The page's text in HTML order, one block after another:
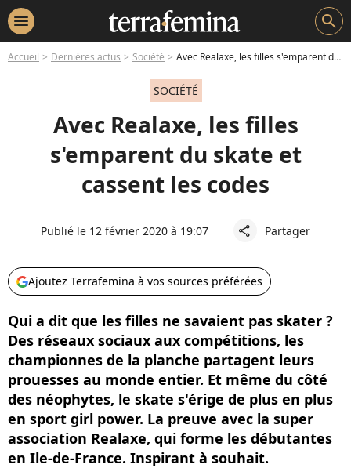
menu search
Accueil Dernières actus Société Avec Realaxe, les filles s'emparent du skate et cassent les codes
SOCIÉTÉ
Avec Realaxe, les filles
s'emparent du skate et
cassent les codes
Publié le 12 février 2020 à 19:07 share Partager
Ajoutez Terrafemina à vos sources préférées
Qui a dit que les filles ne savaient pas skater ?
Des réseaux sociaux aux compétitions, les
championnes de la planche partagent leurs
prouesses au monde entier. Et même du côté
des néophytes, le skate s'érige de plus en plus
en sport girl power. La preuve avec la super
association Realaxe, qui forme les débutantes
en Ile-de-France. Inspirant à souhait.